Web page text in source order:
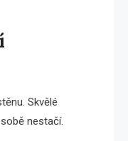
Skvělé
nestačí.